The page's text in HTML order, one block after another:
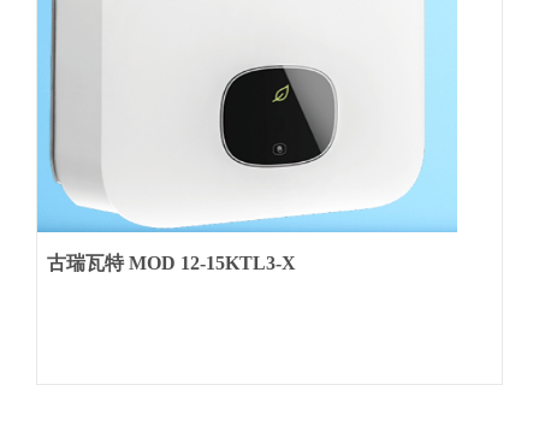
古瑞瓦特 MOD 12-15KTL3-X